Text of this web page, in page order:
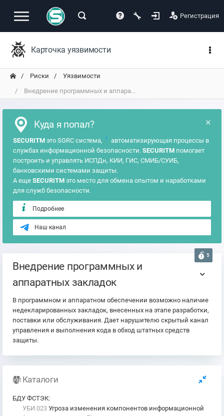
Регистрация
Карточка уязвимости
Риски
Уязвимости
Внедрение программных и аппара...
×
Куда я попал?
SECURITM это SGRC система, ?
автоматизирующая процессы в
службах информационной безопасности. SECURITM помогает
построить и управлять ИСПДн, КИИ, ГИС, СМИБ/СУИБ,
банковскими системами защиты.
А еще SECURITM это место для обмена опытом и наработками
для служб безопасности.
Подробнее
Наш канал
5
Внедрение программных и
аппаратных закладок
В программном и аппаратном обеспечении возможно наличие
недекларированных закладок, внесенных на этапе разработки,
поставки или обслуживания. Дает нарушителю скрытый канал
управления и выполнения кода в обход штатных средств
защиты.
Каталоги
БДУ ФСТЭК:
УБИ.023 Угроза изменения компонентов информационной